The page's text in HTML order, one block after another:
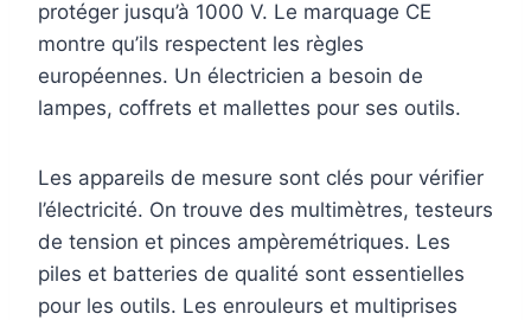
protéger jusqu’à 1000 V. Le marquage CE
montre qu’ils respectent les règles
européennes. Un électricien a besoin de
lampes, coffrets et mallettes pour ses outils.
Les appareils de mesure sont clés pour vérifier
l’électricité. On trouve des multimètres, testeurs
de tension et pinces ampèremétriques. Les
piles et batteries de qualité sont essentielles
pour les outils. Les enrouleurs et multiprises